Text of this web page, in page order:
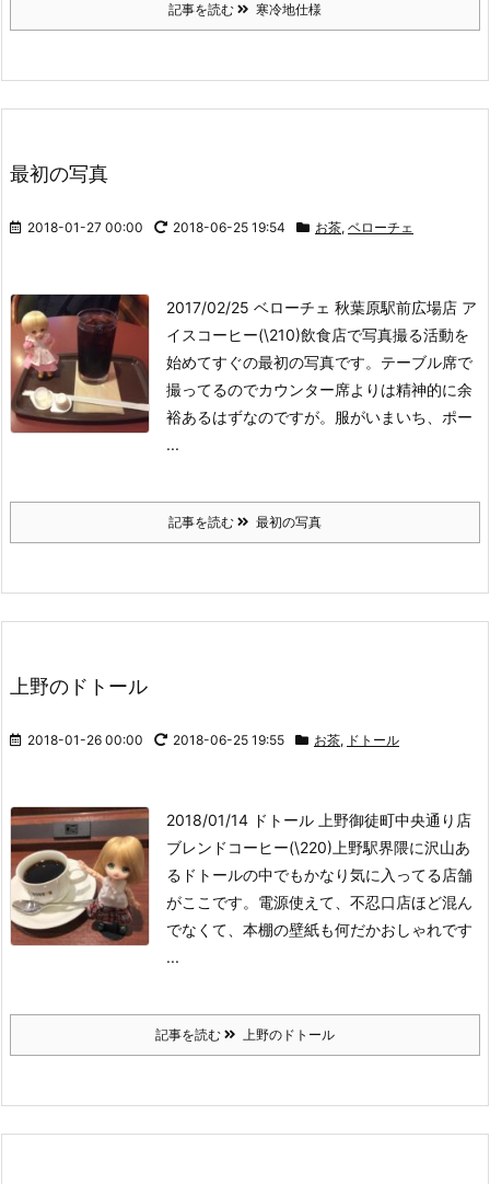
記事を読む 寒冷地仕様
最初の写真
2018-01-27 00:00 2018-06-25 19:54 お茶, ベローチェ
2017/02/25 ベローチェ 秋葉原駅前広場店 ア
イスコーヒー(\210)飲食店で写真撮る活動を
始めてすぐの最初の写真です。テーブル席で
撮ってるのでカウンター席よりは精神的に余
裕あるはずなのですが。服がいまいち、ポー
...
記事を読む 最初の写真
上野のドトール
2018-01-26 00:00 2018-06-25 19:55 お茶, ドトール
2018/01/14 ドトール 上野御徒町中央通り店
ブレンドコーヒー(\220) 上野駅界隈に沢山あ
るドトールの中でもかなり気に入ってる店舗
がここです。電源使えて、不忍口店ほど混ん
でなくて、本棚の壁紙も何だかおしゃれです
...
記事を読む 上野のドトール